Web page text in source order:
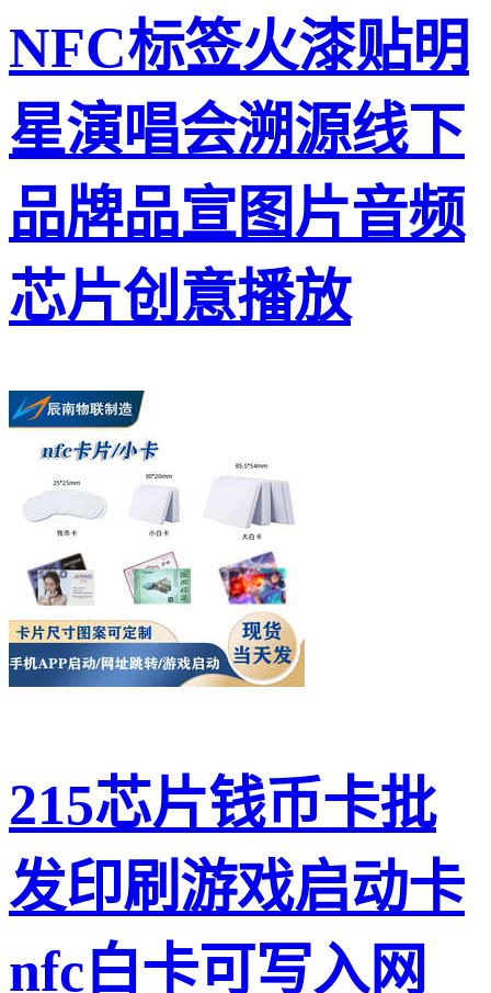
NFC标签火漆贴明
星演唱会溯源线下
品牌品宣图片音频
芯片创意播放
215芯片钱币卡批
发印刷游戏启动卡
nfc白卡可写入网